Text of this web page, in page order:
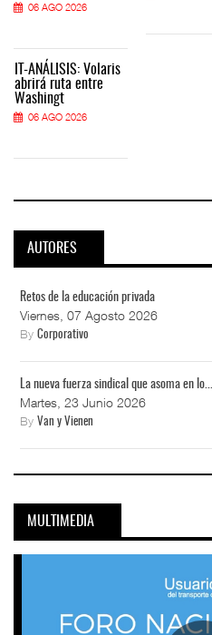
06 AGO 2026
IT-ANÁLISIS: Volaris
abrirá ruta entre
Washingt
06 AGO 2026
AUTORES
Retos de la educación privada
Viernes, 07 Agosto 2026
By Corporativo
La nueva fuerza sindical que asoma en lo...
Martes, 23 Junio 2026
By Van y Vienen
MULTIMEDIA